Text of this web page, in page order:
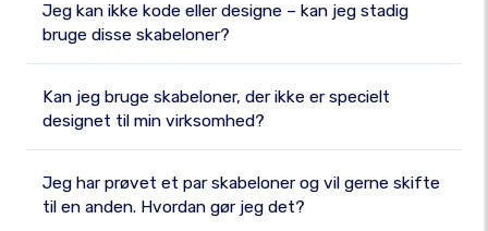
Jeg kan ikke kode eller designe – kan jeg stadig
bruge disse skabeloner?
Kan jeg bruge skabeloner, der ikke er specielt
designet til min virksomhed?
Jeg har prøvet et par skabeloner og vil gerne skifte
til en anden. Hvordan gør jeg det?